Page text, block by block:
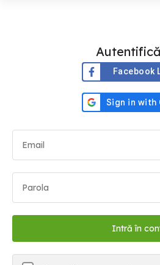
Facebook